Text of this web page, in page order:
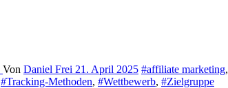
Von Daniel Frei 21. April 2025 #affiliate marketing,
#Tracking-Methoden, #Wettbewerb, #Zielgruppe